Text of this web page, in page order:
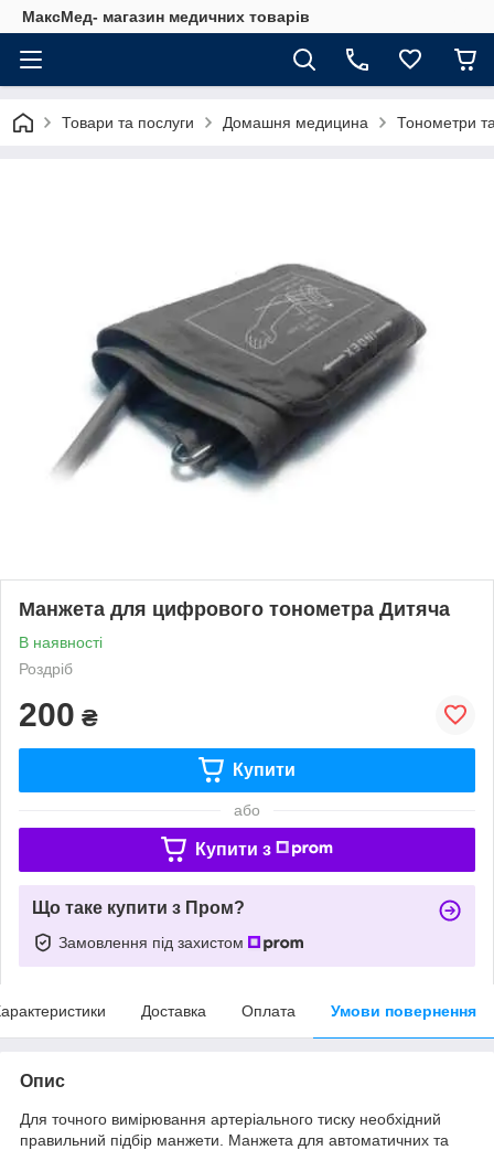
МаксМед- магазин медичних товарів
Товари та послуги Домашня медицина Тонометри
Манжета для цифрового тонометра Дитяча
В наявності
Роздріб
200 ₴
Купити
або
Купити з
Що таке купити з Пром?
Замовлення під захистом
Доставка Оплата Умови повернення
Опис
Для точного вимірювання артеріального тиску необхідний
правильний підбір манжети. Манжета для автоматичних та